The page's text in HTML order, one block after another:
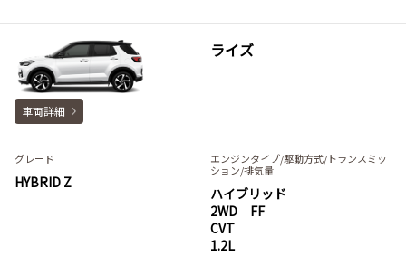
ライズ
車両詳細
グレード
HYBRID Z
エンジンタイプ/駆動方式/トランスミッ
ション/排気量
ハイブリッド
2WD FF
CVT
1.2L